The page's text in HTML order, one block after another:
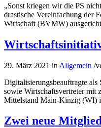
„Sonst kriegen wir die PS
drastische Vereinfachung der
Wirtschaft (BVMW)
29. März 2021 in Allgemein /
Digitalisierungsbeauftragte
sowie Wirtschaftsvertreter mit
Mittelstand Main-Kinzig (WI)
Zwei neue